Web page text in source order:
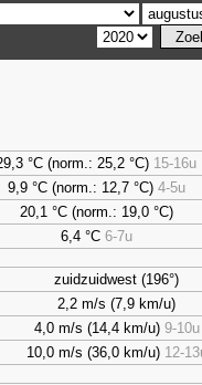
°C (norm.: 25,2 °C) 15-16u
9,9°C (norm.: 12,7 °C) 4-5u
20,1 °C (norm.: 19,0 °C)
6,4°C 6-7u
zuidzuidwest (196°)
2,2 m/s (7,9 km/u)
4,0 m/s (14,4 km/u) 9-10u
10,0 m/s (36,0 km/u) 12-